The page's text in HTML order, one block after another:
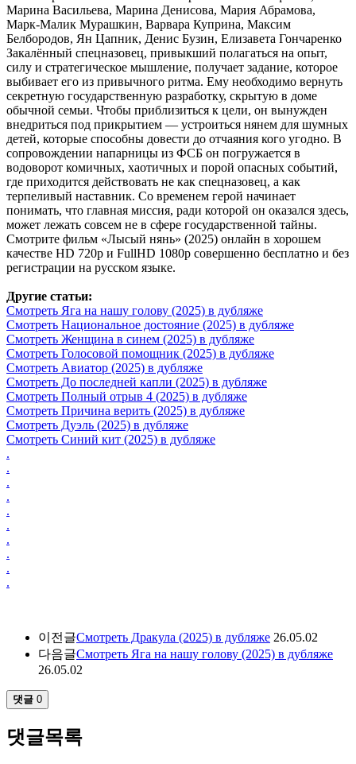
Марина Васильева, Марина Денисова, Мария Абрамова,
Марк-Малик Мурашкин, Варвара Куприна, Максим
Белбородов, Ян Цапник, Денис Бузин, Елизавета Гончаренко
Закалённый спецназовец, привыкший полагаться на опыт,
силу и стратегическое мышление, получает задание, которое
выбивает его из привычного ритма. Ему необходимо вернуть
секретную государственную разработку, скрытую в доме
обычной семьи. Чтобы приблизиться к цели, он вынужден
внедриться под прикрытием — устроиться нянем для шумных
детей, которые способны довести до отчаяния кого угодно. В
сопровождении напарницы из ФСБ он погружается в
водоворот комичных, хаотичных и порой опасных событий,
где приходится действовать не как спецназовец, а как
терпеливый наставник. Со временем герой начинает
понимать, что главная миссия, ради которой он оказался здесь,
может лежать совсем не в сфере государственной тайны.
Смотрите фильм «Лысый нянь» (2025) онлайн в хорошем
качестве HD 720p и FullHD 1080p совершенно бесплатно и без
регистрации на русском языке.
Другие статьи:
Смотреть Яга на нашу голову (2025) в дубляже
Смотреть Национальное достояние (2025) в дубляже
Смотреть Женщина в синем (2025) в дубляже
Смотреть Голосовой помощник (2025) в дубляже
Смотреть Авиатор (2025) в дубляже
Смотреть До последней капли (2025) в дубляже
Смотреть Полный отрыв 4 (2025) в дубляже
Смотреть Причина верить (2025) в дубляже
Смотреть Дуэль (2025) в дубляже
Смотреть Синий кит (2025) в дубляже
.
.
.
.
.
.
.
.
.
.
이전글Смотреть Дракула (2025) в дубляже 26.05.02
다음글Смотреть Яга на нашу голову (2025) в дубляже
26.05.02
댓글 0
댓글목록